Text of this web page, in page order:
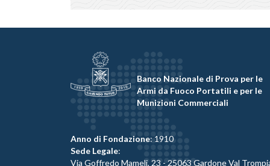
Banco Nazionale di Prova per le
Armi da Fuoco Portatili e per le
Munizioni Commerciali
Anno di Fondazione: 1910
Sede Legale:
Via Goffredo Mameli, 23 - 25063 Gardone Val